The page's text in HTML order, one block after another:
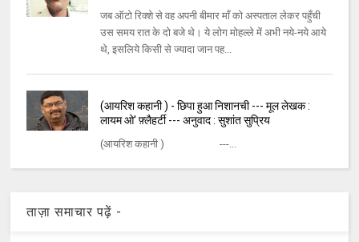
जब ऑटो रिक्शे से वह अपनी बीमार माँ को अस्पताल लेकर पहुँची
उस समय रात के दो बजे थे। ये लोग मोहल्ले में अभी नये-नये आये
थे, इसलिये किसी से ज्यादा जान पह...
(आयरिश कहानी ) - छिपा हुआ निशानची --- मूल लेखक :
लायम ओ' फ़्लैहर्टी --- अनुवाद : सुशांत सुप्रिय
(आयरिश कहानी ) ---...
ताज़ा समाचार पढ़ें -